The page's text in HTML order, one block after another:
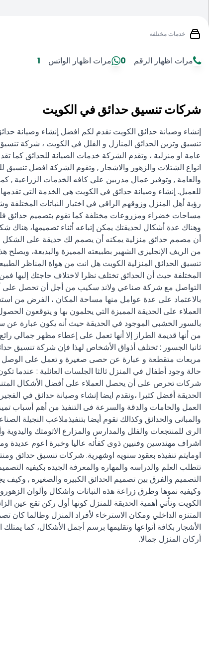
خدمات مختلفه
مرات اظهار الرقم 0 مرات اظهار الواتس 1
شركات تنسيق حدائق في الكويت
إنشاء وصيانة حدائق الكويت نقدم لكم افضل إنشاء وصيانة
تنسيق وتزين الحدائق المنازل و الفلل في الكويت ، شركة
عامة او منزلية ، وتقدم الشركة خدمات الصيانة للحدائق
انواع الشتلات والزهور والاشجار , وتقوم الشركة افضل
والعامة , وتوفير عمال مدربين علي كافه الخدمات
للعميل. إنشاء وصيانة حدائق في الكويت هي الخدمة التي
رؤية أهل المنزل وزوقهم الراقي في اختيار النباتات
مساحات خضراء ومزروعات مختلفة كما تقوم بتصميم حدائق
وهناك عدة أشكال لحديقتك يمكن إتباعه أثناء تصميمها، هناك
أن مصمم حدائق منزلية يمكنه أن يصمم لك حديقة على الشكل
من الريف الإنجليزي الشهير بطبيعته المميزة والبديعة،
تنسيق الحدائق المنزلية الكويت هل انت من هواة المناظر
المختلفة حيث أن الحدائق تختلف نظرا لاختلاف حاجتك إليها
التواصل مع شركة صناعي ولاند سكيب من أجل أن تحصل على أفضل
بالاعتماد على عدة عوامل منها مساحة المكان ، الفرض من
العملاء على الحديقة المميزة التي يحلمون بها و يتوقعون
بالسور الخشبي الموجود في الحديقة حيث أنه يكون عبارة
من أنها قديمة الطراز إلا أنها تعمل على إعطاء مظهر
ثانيا الجسور : تختلف أذواق الأشخاص لهذا فإن شركة تنسيق
مربعات متقطعة و عبارة عن حصى صغيرة و تعمل على الوصل
حالة وجود أطفال في المنزل ثالثا الجلسات العائلية :
شركات تحرص على أن يحصل العملاء على أفضل الأشكال
الحديقة أفضل كثيرا ،ونقدم ايضا إنشاء وصيانة حدائق في
العمل والخامات والدقة والسرعة فى التنفيذ من أهم أسباب
والمبانى والحدائق وكذالك نقوم أيضا بتنفيذملاعب النجيلة
الرى للمنتجعات والفلل والمدارس والمزارع الاتومتك
اشراف مهندسين وفنيين ذوى كفأئه عاليا وخبرة اعوم عديدة
اومايتم تنفيذه بعقود سنويه اوشهرية. شركات تنسيق حدائق
تتطلب العلم والدراسه والمهاره والمعرفة الجيده بكيفيه
التصميم والفرق بين تصميم الحدائق الكبيره والصغيره , وكيف
وكيفيه نموها وطرق زراعة هذه النباتات واشكال وألوان
الكويت وتأتي أهمية الحديقة للمنزل كونها أول ركن تقع عين
المتنزه الداخلي ومكان الاسترخاء لأفراد المنزل وطالما
الأشجار بكافة أنواعها وتقليمها برسم أجمل الأشكال، كما
أركان المنزل جمالا.